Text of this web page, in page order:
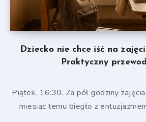
Dziecko nie chce iść na
Praktyczny
Piątek, 16:30. Za pół godziny
miesiąc temu biegło z